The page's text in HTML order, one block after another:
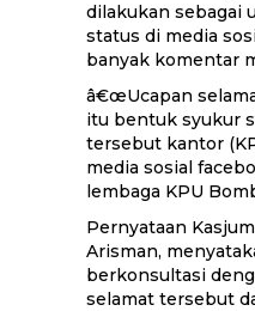
dilakukan sebagai
status di media
banyak komentar
â€œUcapan
itu bentuk syukur
tersebut kantor
media sosial
lembaga KPU
Pernyataan
Arisman,
berkonsultasi
selamat tersebut